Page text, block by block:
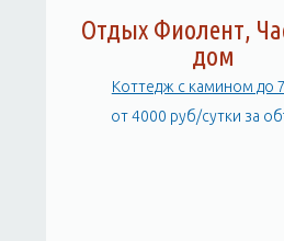
Отдых Фиолент,
дом
Коттедж с камином до
от 4000 руб/сутки за